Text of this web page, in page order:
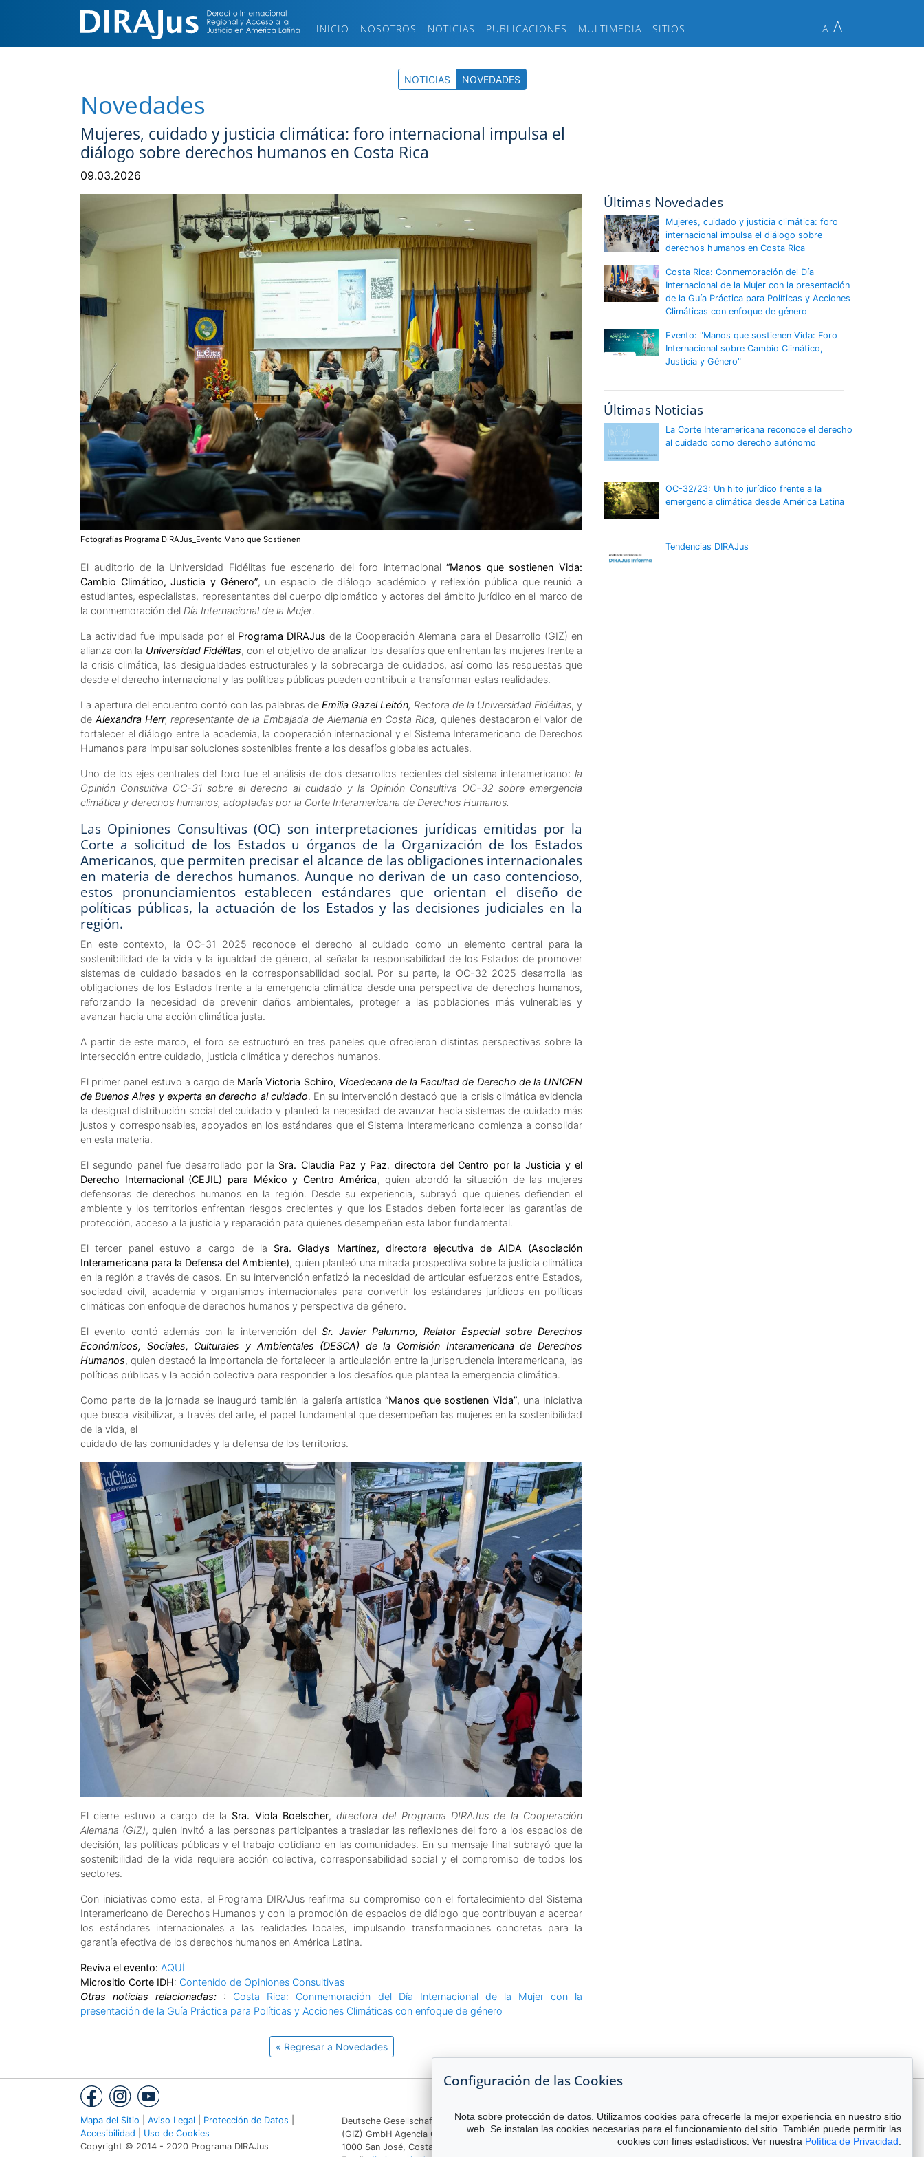
INICIO NOSOTROS NOTICIAS PUBLICACIONES MULTIMEDIA SITIOS A A
NOTICIAS NOVEDADES
Novedades
Mujeres, cuidado y justicia climática: foro internacional impulsa el
diálogo sobre derechos humanos en Costa Rica
09.03.2026
Fotografías Programa DIRAJus_Evento Mano que Sostienen
El auditorio de la Universidad Fidélitas fue escenario del foro internacional“Manos que sostienen Vida:
Cambio Climático, Justicia y Género”, un espacio de diálogo académico y reflexión pública que reunió a
estudiantes, especialistas, representantes del cuerpo diplomático y actores del ámbito jurídico en el marco de
la conmemoración del Día Internacional de la Mujer.
La actividad fue impulsada por el Programa DIRAJus de la Cooperación Alemana para el Desarrollo (GIZ) en
alianza con la Universidad Fidélitas, con el objetivo de analizar los desafíos que enfrentan las mujeres frente a
la crisis climática, las desigualdades estructurales y la sobrecarga de cuidados, así como las respuestas que
desde el derecho internacional y las políticas públicas pueden contribuir a transformar estas realidades.
La apertura del encuentro contó con las palabras de Emilia Gazel Leitón, Rectora de la Universidad Fidélitas, y
de Alexandra Herr, representante de la Embajada de Alemania en Costa Rica, quienes destacaron el valor de
fortalecer el diálogo entre la academia, la cooperación internacional y el Sistema Interamericano de Derechos
Humanos para impulsar soluciones sostenibles frente a los desafíos globales actuales.
Uno de los ejes centrales del foro fue el análisis de dos desarrollos recientes del sistema interamericano: la
Opinión Consultiva OC-31 sobre el derecho al cuidado y la Opinión Consultiva OC-32 sobre emergencia
climática y derechos humanos, adoptadas por la Corte Interamericana de Derechos Humanos.
Las Opiniones Consultivas (OC) son interpretaciones jurídicas emitidas por la
Corte a solicitud de los Estados u órganos de la Organización de los Estados
Americanos, que permiten precisar el alcance de las obligaciones internacionales
en materia de derechos humanos. Aunque no derivan de un caso contencioso,
estos pronunciamientos establecen estándares que orientan el diseño de
políticas públicas, la actuación de los Estados y las decisiones judiciales en la
región.
En este contexto, la OC-31 2025 reconoce el derecho al cuidado como un elemento central para la
sostenibilidad de la vida y la igualdad de género, al señalar la responsabilidad de los Estados de promover
sistemas de cuidado basados en la corresponsabilidad social. Por su parte, la OC-32 2025 desarrolla las
obligaciones de los Estados frente a la emergencia climática desde una perspectiva de derechos humanos,
reforzando la necesidad de prevenir daños ambientales, proteger a las poblaciones más vulnerables y
avanzar hacia una acción climática justa.
A partir de este marco, el foro se estructuró en tres paneles que ofrecieron distintas perspectivas sobre la
intersección entre cuidado, justicia climática y derechos humanos.
El primer panel estuvo a cargo de María Victoria Schiro, Vicedecana de la Facultad de Derecho de la UNICEN
de Buenos Aires y experta en derecho al cuidado. En su intervención destacó que la crisis climática evidencia
la desigual distribución social del cuidado y planteó la necesidad de avanzar hacia sistemas de cuidado más
justos y corresponsables, apoyados en los estándares que el Sistema Interamericano comienza a consolidar
en esta materia.
El segundo panel fue desarrollado por la Sra. Claudia Paz y Paz, directora del Centro por la Justicia y el
Derecho Internacional (CEJIL) para México y Centro América, quien abordó la situación de las mujeres
defensoras de derechos humanos en la región. Desde su experiencia, subrayó que quienes defienden el
ambiente y los territorios enfrentan riesgos crecientes y que los Estados deben fortalecer las garantías de
protección, acceso a la justicia y reparación para quienes desempeñan esta labor fundamental.
El tercer panel estuvo a cargo de la Sra. Gladys Martínez, directora ejecutiva de AIDA (Asociación
Interamericana para la Defensa del Ambiente), quien planteó una mirada prospectiva sobre la justicia climática
en la región a través de casos. En su intervención enfatizó la necesidad de articular esfuerzos entre Estados,
sociedad civil, academia y organismos internacionales para convertir los estándares jurídicos en políticas
climáticas con enfoque de derechos humanos y perspectiva de género.
El evento contó además con la intervención del Sr. Javier Palummo, Relator Especial sobre Derechos
Económicos, Sociales, Culturales y Ambientales (DESCA) de la Comisión Interamericana de Derechos
Humanos, quien destacó la importancia de fortalecer la articulación entre la jurisprudencia interamericana, las
políticas públicas y la acción colectiva para responder a los desafíos que plantea la emergencia climática.
Como parte de la jornada se inauguró también la galería artística “Manos que sostienen Vida”, una iniciativa
que busca visibilizar, a través del arte, el papel fundamental que desempeñan las mujeres en la sostenibilidad
de la vida, el
cuidado de las comunidades y la defensa de los territorios.
El cierre estuvo a cargo de la Sra. Viola Boelscher,directora del Programa DIRAJus de la Cooperación
Alemana (GIZ), quien invitó a las personas participantes a trasladar las reflexiones del foro a los espacios de
decisión, las políticas públicas y el trabajo cotidiano en las comunidades. En su mensaje final subrayó que la
sostenibilidad de la vida requiere acción colectiva, corresponsabilidad social y el compromiso de todos los
sectores.
Con iniciativas como esta, el Programa DIRAJus reafirma su compromiso con el fortalecimiento del Sistema
Interamericano de Derechos Humanos y con la promoción de espacios de diálogo que contribuyan a acercar
los estándares internacionales a las realidades locales, impulsando transformaciones concretas para la
garantía efectiva de los derechos humanos en América Latina.
Reviva el evento: AQUÍ
Micrositio Corte IDH: Contenido de Opiniones Consultivas
Otras noticias relacionadas: : Costa Rica: Conmemoración del Día Internacional de la Mujer con la
presentación de la Guía Práctica para Políticas y Acciones Climáticas con enfoque de género
« Regresar a Novedades
Últimas Novedades
Mujeres, cuidado y justicia climática: foro
internacional impulsa el diálogo sobre
derechos humanos en Costa Rica
Costa Rica: Conmemoración del Día
Internacional de la Mujer con la presentación
de la Guía Práctica para Políticas y Acciones
Climáticas con enfoque de género
Evento: "Manos que sostienen Vida: Foro
Internacional sobre Cambio Climático,
Justicia y Género"
Últimas Noticias
La Corte Interamericana reconoce el derecho
al cuidado como derecho autónomo
OC-32/23: Un hito jurídico frente a la
emergencia climática desde América Latina
Tendencias DIRAJus
Mapa del Sitio Aviso Legal Protección de Datos
Accesibilidad
Uso de Cookies
Copyright © 2014 - 2020 Programa DIRAJus
Deutsche Gesellschaft für Internationale Zusammenarbeit
(GIZ) GmbH Agencia GIZ Costa Rica Apartado 8-4190
1000 San José, Costa Rica Teléfono:
Configuración de las Cookies
Nota sobre protección de datos. Utilizamos cookies para ofrecerle la mejor experiencia en nuestro sitio
web. Se instalan las cookies necesarias para el funcionamiento del sitio. También puede permitir las
cookies con fines estadísticos. Ver nuestra Política de Privacidad